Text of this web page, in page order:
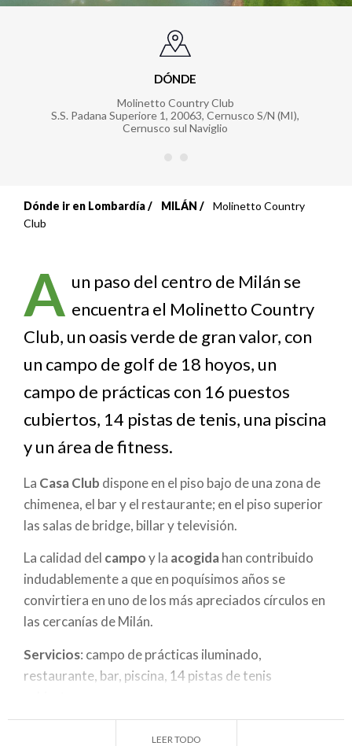
DÓNDE
Molinetto Country Club
S.S. Padana Superiore 1, 20063, Cernusco S/N (MI),
Cernusco sul Naviglio
Sobrescribir
de
ayuda
a
la
navegación
Dónde ir en Lombardía MILÁN
Molinetto Country
Club
A un paso del centro de Milán se
encuentra el Molinetto Country
Club, un oasis verde de gran valor, con
un campo de golf de 18 hoyos, un
campo de prácticas con 16 puestos
cubiertos, 14 pistas de tenis, una piscina
y un área de fitness.
La Casa Club dispone en el piso bajo de una zona de
chimenea, el bar y el restaurante; en el piso superior
las salas de bridge, billar y televisión.
La calidad del campoy la acogidahan contribuido
indudablemente a que en poquísimos años se
convirtiera en uno de los más apreciados círculos en
las cercanías de Milán.
Servicios: campo de prácticas iluminado,
restaurante, bar, piscina, 14 pistas de tenis
LEER TODO